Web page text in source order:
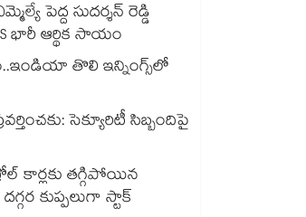
పెద్ద సుదర్శన్ రెడ్డి
భారీ ఆర్థిక సాయం
తొలి ఇన్నింగ్స్‌‌లో
సెక్యూరిటీ సిబ్బందిపై
కార్లకు తగ్గిపోయిన
కుప్పలుగా స్టాక్